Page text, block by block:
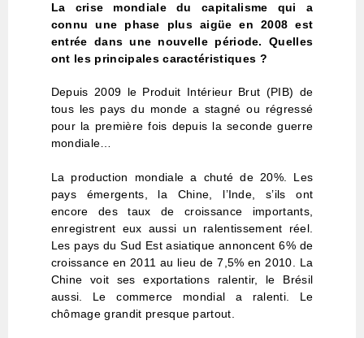
La crise mondiale du capitalisme qui a
connu une phase plus aigüe en 2008 est
entrée dans une nouvelle période. Quelles
ont les principales caractéristiques ?
Depuis 2009 le Produit Intérieur Brut (PIB) de
tous les pays du monde a stagné ou régressé
pour la première fois depuis la seconde guerre
mondiale…
La production mondiale a chuté de 20%. Les
pays émergents, la Chine, l’Inde, s’ils ont
encore des taux de croissance importants,
enregistrent eux aussi un ralentissement réel.
Les pays du Sud Est asiatique annoncent 6% de
croissance en 2011 au lieu de 7,5% en 2010. La
Chine voit ses exportations ralentir, le Brésil
aussi. Le commerce mondial a ralenti. Le
chômage grandit presque partout.